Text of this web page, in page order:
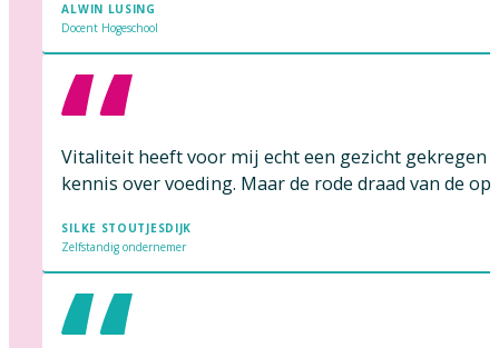
ALWIN LUSING
Docent Hogeschool
Vitaliteit heeft voor mij echt een gezicht
kennis over voeding. Maar de rode draad van de
SILKE STOUTJESDIJK
Zelfstandig ondernemer